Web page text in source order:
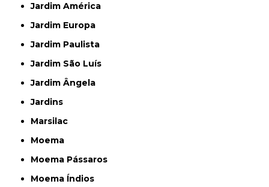
Jardim América
Jardim Europa
Jardim Paulista
Jardim São Luís
Jardim Ângela
Jardins
Marsilac
Moema
Moema Pássaros
Moema Índios